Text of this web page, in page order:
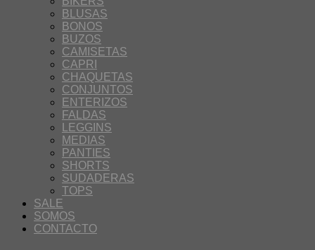
BLUSAS
BONOS
BUZOS
CAMISETAS
CAPRI
CHAQUETAS
CONJUNTOS
ENTERIZOS
FALDAS
LEGGINS
MEDIAS
PANTIES
SHORTS
SUDADERAS
TOPS
SALE
SOMOS
CONTACTO